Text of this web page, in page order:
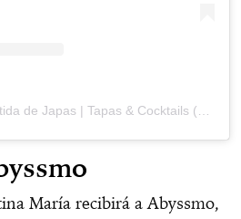
María recibirá a Abyssmo,